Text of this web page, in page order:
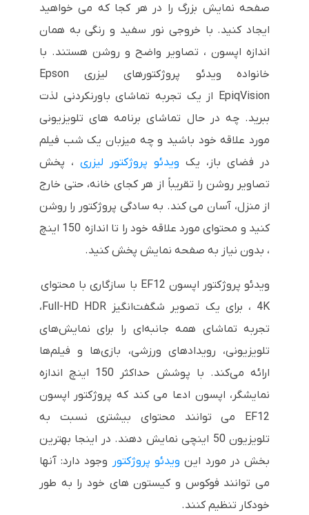
صفحه نمایش بزرگ را در هر کجا که می خواهید
ایجاد کنید. با خروجی نور سفید و رنگی به همان
اندازه اپسون ، تصاویر واضح و روشن هستند. با
خانواده ویدئو پروژکتورهای لیزری Epson
EpiqVision از یک تجربه تماشای باورنکردنی لذت
ببرید. چه در حال تماشای برنامه های تلویزیونی
مورد علاقه خود باشید و چه میزبان یک شب فیلم
در فضای باز، یک ویدئو پروژکتور لیزری ، پخش
تصاویر روشن را تقریباً از هر کجای خانه، حتی خارج
از منزل، آسان می کند. به سادگی پروژکتور را روشن
کنید و محتوای مورد علاقه خود را تا اندازه 150 اینچ
، بدون نیاز به صفحه نمایش پخش کنید.
ویدئو پروژکتور اپسون EF12 با سازگاری با محتوای
4K ، برای یک تصویر شگفت‌انگیز Full-HD HDR،
تجربه تماشای همه جانبه‌ای را برای نمایش‌های
تلویزیونی، رویدادهای ورزشی، بازی‌ها و فیلم‌ها
ارائه می‌کند. با پوشش حداکثر 150 اینچ اندازه
نمایشگر، اپسون ادعا می کند که پروژکتور اپسون
EF12 می توانند محتوای بیشتری نسبت به
تلویزیون 50 اینچی نمایش دهند. در اینجا بهترین
بخش در مورد این ویدئو پروژکتور وجود دارد: آنها
می توانند فوکوس و کیستون های خود را به طور
خودکار تنظیم کنند.